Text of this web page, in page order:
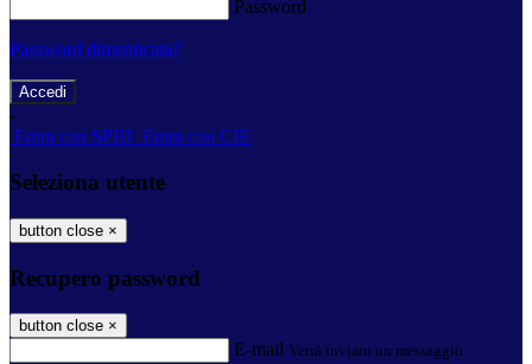
Password
Password dimenticata?
-
Entra con SPID Entra con CIE
Seleziona utente
button close ×
Recupero password
button close ×
E-mail Verrà inviato un messaggio